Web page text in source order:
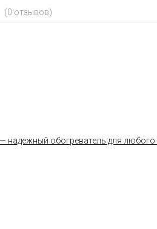
(0 отзывов)